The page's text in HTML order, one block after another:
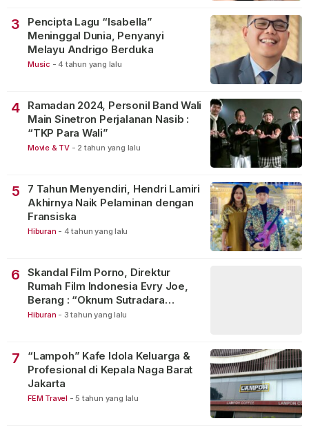
3
Pencipta Lagu “Isabella”
Meninggal Dunia, Penyanyi
Melayu Andrigo Berduka
Music - 4 tahun yang lalu
4
Ramadan 2024, Personil Band Wali
Main Sinetron Perjalanan Nasib :
“TKP Para Wali”
Movie & TV - 2 tahun yang lalu
5
7 Tahun Menyendiri, Hendri Lamiri
Akhirnya Naik Pelaminan dengan
Fransiska
Hiburan - 4 tahun yang lalu
6
Skandal Film Porno, Direktur
Rumah Film Indonesia Evry Joe,
Berang : “Oknum Sutradara
Merusak Perfilman Indonesia”!
Hiburan - 3 tahun yang lalu
7
“Lampoh” Kafe Idola Keluarga &
Profesional di Kepala Naga Barat
Jakarta
FEM Travel - 5 tahun yang lalu